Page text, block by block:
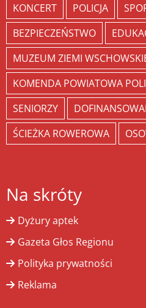
KONCERT
POLICJA
BEZPIECZEŃSTWO
MUZEUM ZIEMI
KOMENDA POWIATOWA
SENIORZY
ŚCIEŻKA ROWEROWA
Na skróty
Dyżury aptek
Gazeta Głos Regionu
Polityka prywatności
Reklama